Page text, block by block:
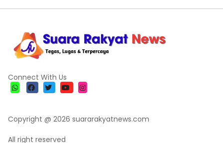
Connect With Us
Copyright @ 2026 suararakyatnews.com
All right reserved